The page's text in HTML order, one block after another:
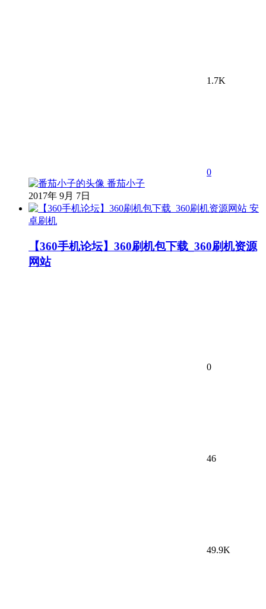
1.7K
0
番茄小子
2017年 9月 7日
安
卓刷机
【360手机论坛】360刷机包下载_360刷机资源
网站
0
46
49.9K